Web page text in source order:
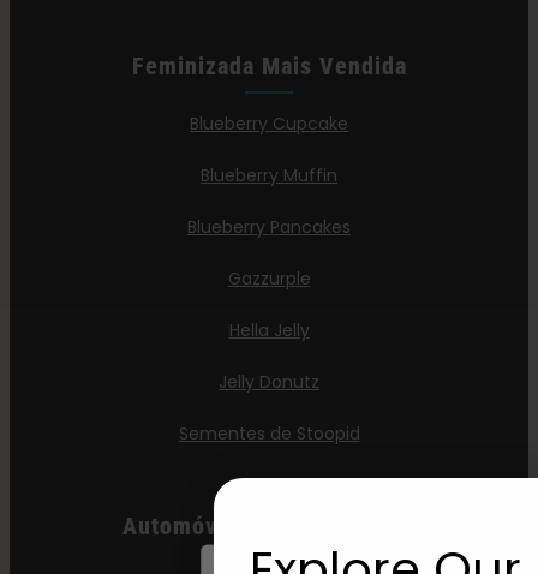
Feminizada Mais Vendida
Blueberry Cupcake
Blueberry Muffin
Blueberry Pancakes
Gazzurple
Hella Jelly
Jelly Donutz
Sementes de Stoopid
Automóveis Mais Vendidos